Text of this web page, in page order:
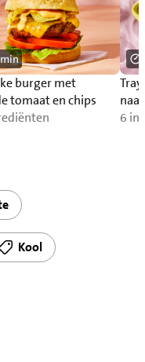
burger met
tomaat en chips
6
Kool